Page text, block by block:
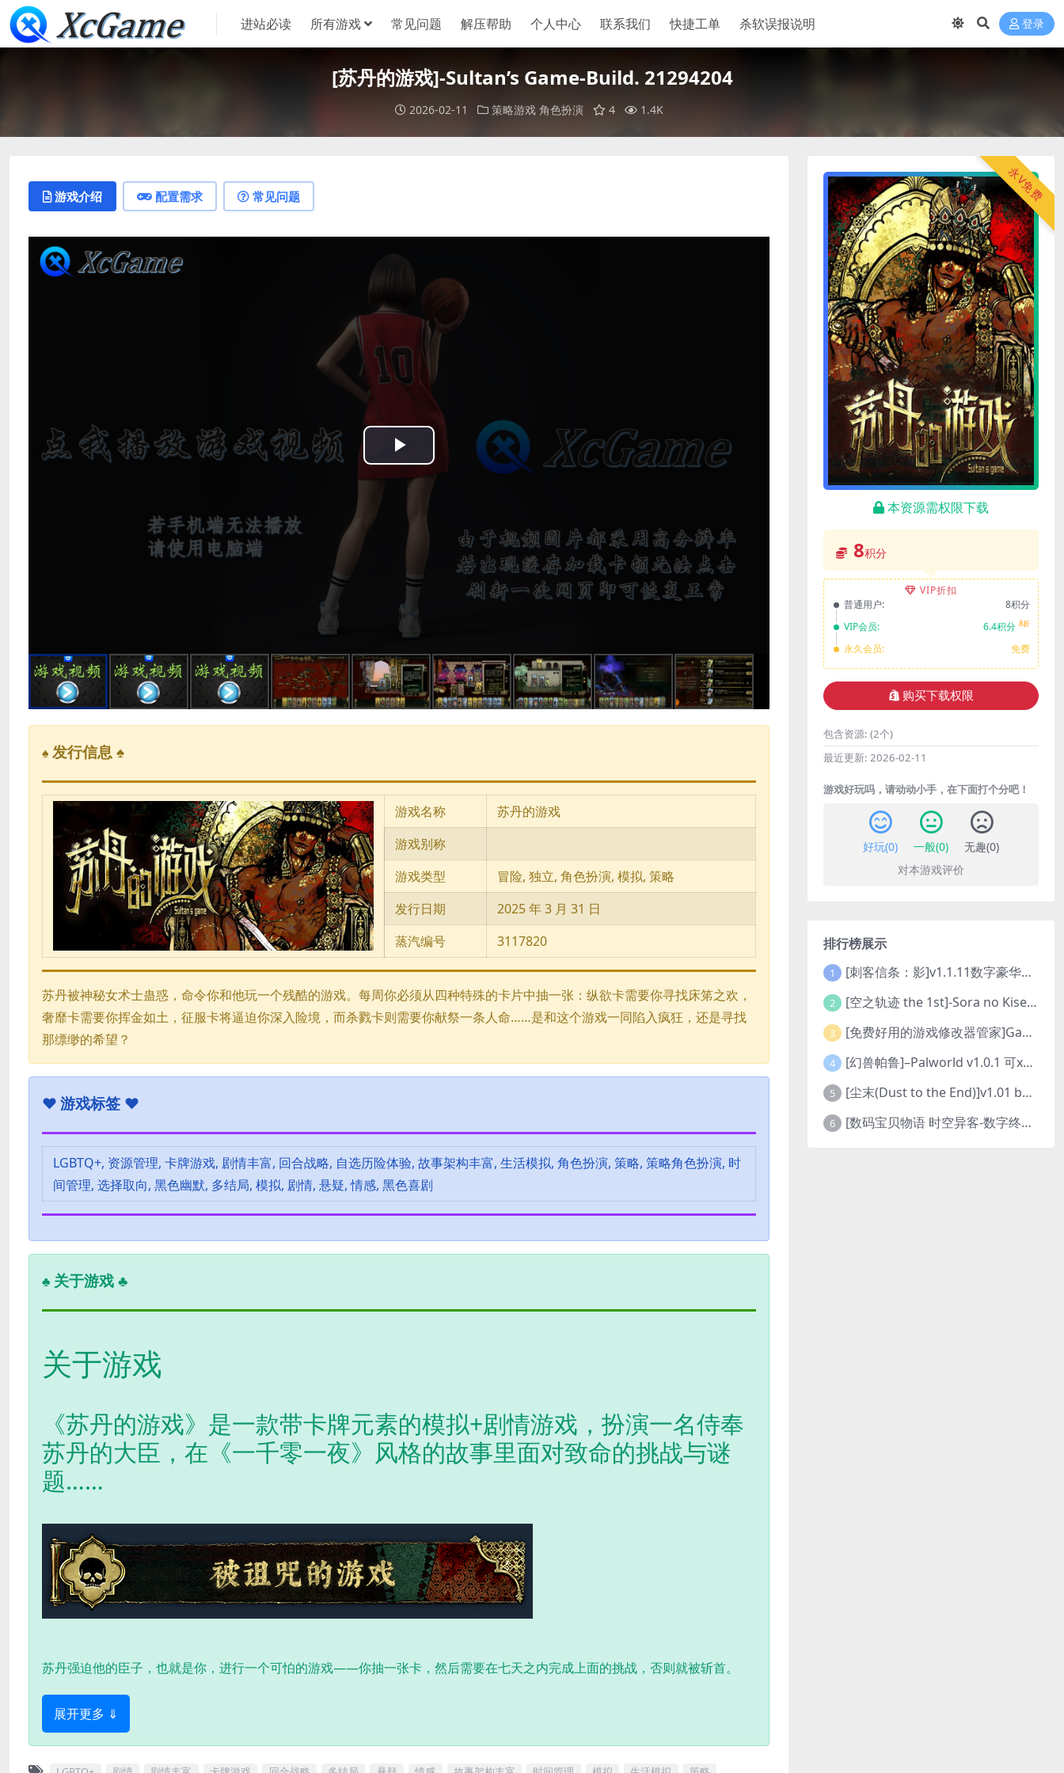
进站必读 所有游戏 常见问题 解压帮助 个人中心 联系我们 快捷工单 杀软误报说明 登录
[苏丹的游戏]-Sultan’s Game-Build. 21294204
2026-02-11 策略游戏 角色扮演 4 1.4K
游戏介绍 配置需求 常见问题
Play
Video
♠ 发行信息 ♠
游戏名称
苏丹的游戏
游戏别称
游戏类型
冒险, 独立, 角色扮演, 模拟, 策略
发行日期
2025 年 3 月 31 日
蒸汽编号
3117820
苏丹被神秘女术士蛊惑，命令你和他玩一个残酷的游戏。每周你必须从四种特殊的卡片中抽一张：纵欲卡需要你寻找床笫之欢，
奢靡卡需要你挥金如土，征服卡将逼迫你深入险境，而杀戮卡则需要你献祭一条人命……是和这个游戏一同陷入疯狂，还是寻找
那缥缈的希望？
♥ 游戏标签 ♥
LGBTQ+, 资源管理, 卡牌游戏, 剧情丰富, 回合战略, 自选历险体验, 故事架构丰富, 生活模拟, 角色扮演, 策略, 策略角色扮演, 时
间管理, 选择取向, 黑色幽默, 多结局, 模拟, 剧情, 悬疑, 情感, 黑色喜剧
♣ 关于游戏 ♣
关于游戏
《苏丹的游戏》是一款带卡牌元素的模拟+剧情游戏，扮演一名侍奉
苏丹的大臣，在《一千零一夜》风格的故事里面对致命的挑战与谜
题……
苏丹强迫他的臣子，也就是你，进行一个可怕的游戏——你抽一张卡，然后需要在七天之内完成上面的挑战，否则就被斩首。
展开更多 ⇓
永V免费
本资源需权限下载
8积分
VIP折扣
普通用户:
8积分
VIP会员:
6.4积分 8折
永久会员: 免费
购买下载权限
包含资源: (2个)
最近更新: 2026-02-11
游戏好玩吗，请动动小手，在下面打个分吧！
好玩(0) 一般(0) 无趣(0)
对本游戏评价
排行榜展示
1 [刺客信条：影]v1.1.11数字豪华版全DLC
2 [空之轨迹 the 1st]-Sora no Kiseki the 1st-更新至v1.06.4-全DLC
3 [免费好用的游戏修改器管家]Game Cheats Manager
4 [幻兽帕鲁]–Palworld v1.0.1 可xbox联机
5 [尘末(Dust to the End)]v1.01 build9321107
6 [数码宝贝物语 时空异客-数字终极版]- Digimon Story Time Stranger-Build.23514637